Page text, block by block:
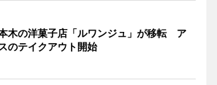
木の洋菓子店「ルワンジュ」が移転 ア
のテイクアウト開始